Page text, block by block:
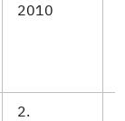
2010
2.